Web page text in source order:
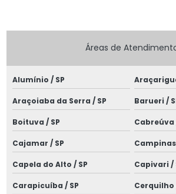
Estudo de coordenação e seletividade
Estudo de proteção e seletividade
Estudo de proteção subestação
Estudo de seletividade elétrica
Execução de projetos elétricos
Áreas de
Alumínio / SP
Araçoiaba da Serra / SP Barueri /
Boituva / SP Cabreúva
Cajamar / SP Campinas
Capela do Alto / SP Capivari /
Carapicuíba / SP Cerquilho